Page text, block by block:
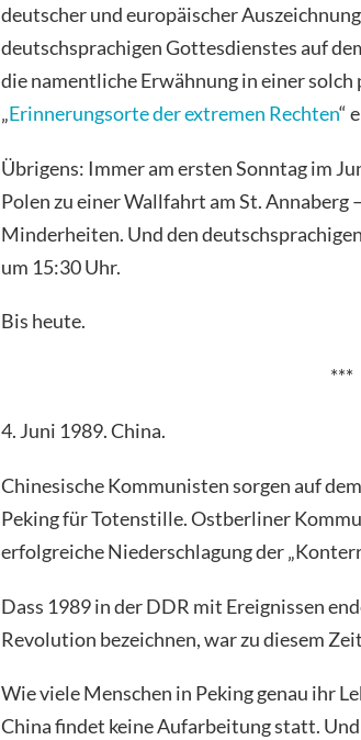
deutscher und europäischer
deutschsprachigen Gottesdienstes auf
die namentliche Erwähnung in einer
„Erinnerungsorte der extremen Rechten“
Übrigens: Immer am ersten Sonntag im
Polen zu einer Wallfahrt am St. Annaberg
Minderheiten. Und den
um 15:30 Uhr.
Bis heute.
***
4. Juni 1989. China.
Chinesische Kommunisten sorgen auf
Peking für Totenstille. Ostberliner
erfolgreiche Niederschlagung der
Dass 1989 in der DDR mit Ereignissen
Revolution bezeichnen, war zu diesem
Wie viele Menschen in Peking genau ihr
China findet keine Aufarbeitung statt. Und